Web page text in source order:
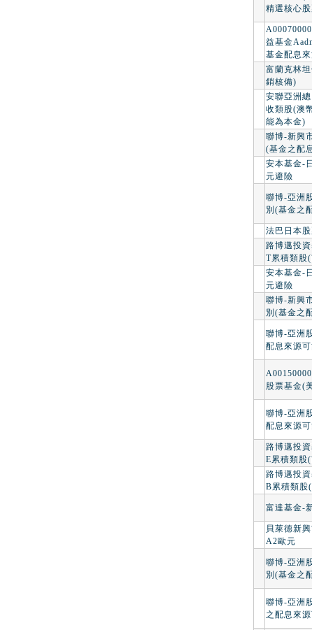
精選核心
益基金
基金配息
富蘭克林
銷核備)
安聯亞洲
收類股(澳
能為本金)
聯博-新興
(基金之配
安本基金-
元避險
聯博-亞洲
別(基金之
法巴日本
路博邁投
T累積類股
安本基金-
元避險
聯博-新興
別(基金之
聯博-亞洲
配息來源
股票基金(
聯博-亞洲
配息來源
路博邁投
E累積類股
路博邁投
B累積類股
富達基金-
貝萊德新
A2歐元
聯博-亞洲
別(基金之
聯博-亞洲
之配息來